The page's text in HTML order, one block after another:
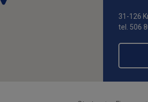
31-126
tel. 506